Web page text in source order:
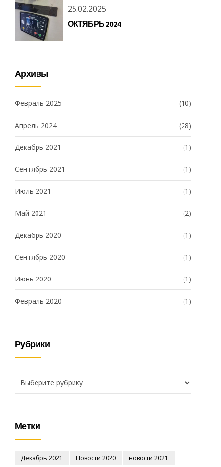
25.02.2025
ОКТЯБРЬ 2024
Архивы
Февраль 2025 (10)
Апрель 2024 (28)
Декабрь 2021 (1)
Сентябрь 2021 (1)
Июль 2021 (1)
Май 2021 (2)
Декабрь 2020 (1)
Сентябрь 2020 (1)
Июнь 2020 (1)
Февраль 2020 (1)
Рубрики
Метки
Декабрь 2021 Новости 2020 новости 2021